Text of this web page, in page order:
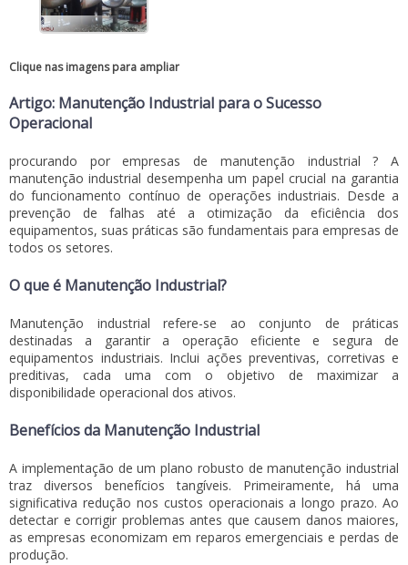
Clique nas imagens para ampliar
Artigo: Manutenção Industrial para o Sucesso
Operacional
procurando porempresas de manutenção industrial? A
manutenção industrial desempenha um papel crucial na garantia
do funcionamento contínuo de operações industriais. Desde a
prevenção de falhas até a otimização da eficiência dos
equipamentos, suas práticas são fundamentais para empresas de
todos os setores.
O que é Manutenção Industrial?
Manutenção industrial refere-se ao conjunto de práticas
destinadas a garantir a operação eficiente e segura de
equipamentos industriais. Inclui ações preventivas, corretivas e
preditivas, cada uma com o objetivo de maximizar a
disponibilidade operacional dos ativos.
Benefícios da Manutenção Industrial
A implementação de um plano robusto de manutenção industrial
traz diversos benefícios tangíveis. Primeiramente, há uma
significativa redução nos custos operacionais a longo prazo. Ao
detectar e corrigir problemas antes que causem danos maiores,
as empresas economizam em reparos emergenciais e perdas de
produção.